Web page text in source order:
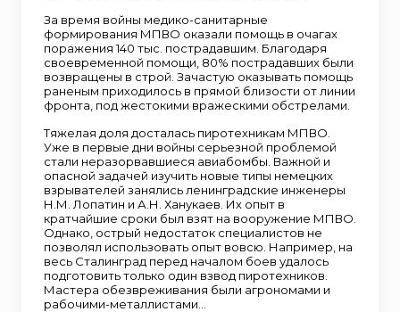
За время войны медико-санитарные
формирования МПВО оказали помощь в очагах
поражения 140 тыс. пострадавшим. Благодаря
своевременной помощи, 80% пострадавших были
возвращены в строй. Зачастую оказывать помощь
раненым приходилось в прямой близости от линии
фронта, под жестокими вражескими обстрелами.
Тяжелая доля досталась пиротехникам МПВО.
Уже в первые дни войны серьезной проблемой
стали неразорвавшиеся авиабомбы. Важной и
опасной задачей изучить новые типы немецких
взрывателей занялись ленинградские инженеры
Н.М. Лопатин и А.Н. Ханукаев. Их опыт в
кратчайшие сроки был взят на вооружение МПВО.
Однако, острый недостаток специалистов не
позволял использовать опыт вовсю. Например, на
весь Сталинград перед началом боев удалось
подготовить только один взвод пиротехников.
Мастера обезвреживания были агрономами и
рабочими-металлистами…